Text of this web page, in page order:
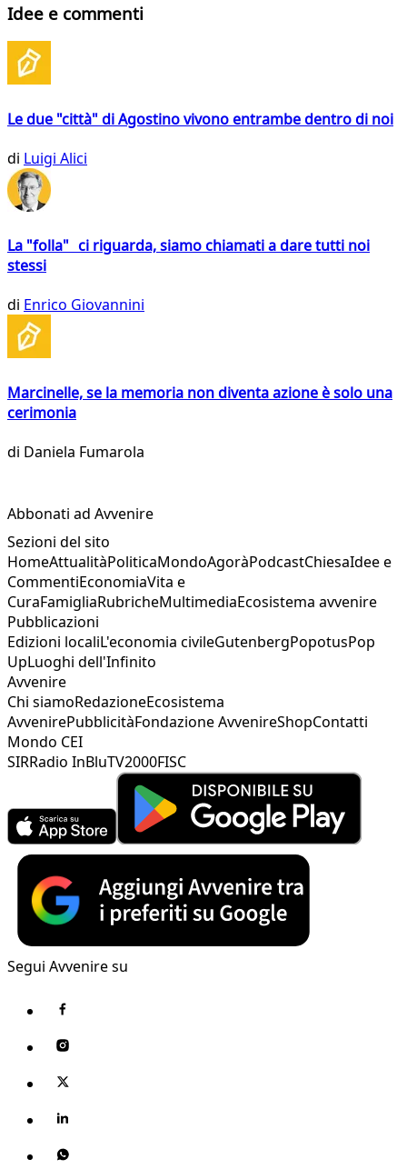
Idee e commenti
Le due "città" di Agostino vivono entrambe dentro di noi
di Luigi Alici
La "folla" ci riguarda, siamo chiamati a dare tutti noi
stessi
di Enrico Giovannini
Marcinelle, se la memoria non diventa azione è solo una
cerimonia
di Daniela Fumarola
Abbonati ad Avvenire
Sezioni del sito
HomeAttualitàPoliticaMondoAgoràPodcastChiesaIdee e
CommentiEconomiaVita e
CuraFamigliaRubricheMultimediaEcosistema avvenire
Pubblicazioni
Edizioni localiL'economia civileGutenbergPopotusPop
UpLuoghi dell'Infinito
Avvenire
Chi siamoRedazioneEcosistema
AvvenirePubblicitàFondazione AvvenireShopContatti
Mondo CEI
SIRRadio InBluTV2000FISC
Segui Avvenire su